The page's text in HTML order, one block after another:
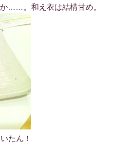
……。和え衣は結構甘め。
たん！